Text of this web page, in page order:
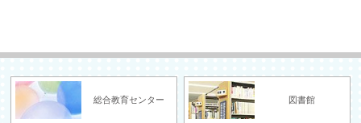
総合教育センター 図書館